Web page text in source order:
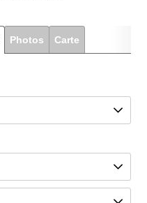
Photos Carte